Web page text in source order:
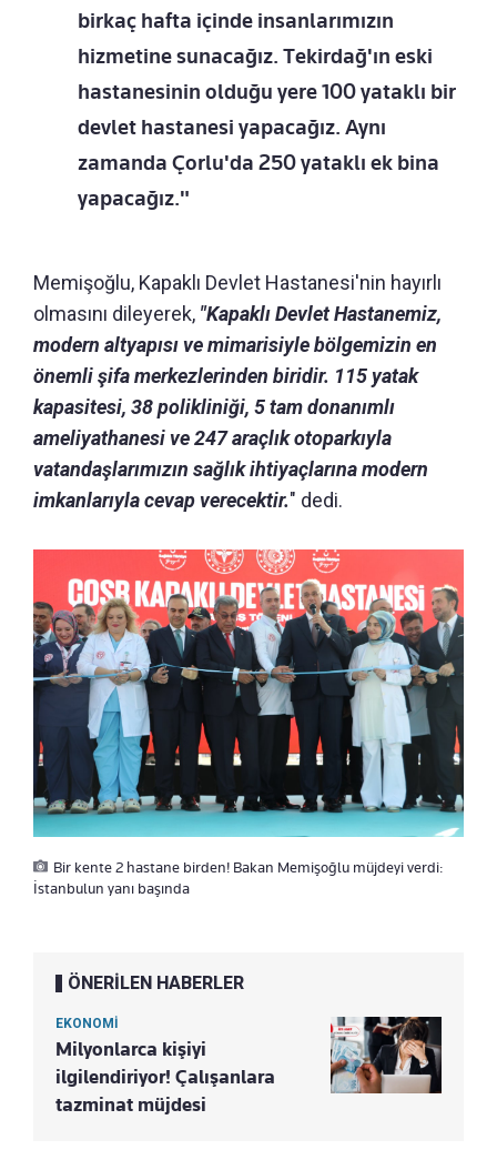
birkaç hafta içinde insanlarımızın
hizmetine sunacağız. Tekirdağ'ın eski
hastanesinin olduğu yere 100 yataklı bir
devlet hastanesi yapacağız. Aynı
zamanda Çorlu'da 250 yataklı ek bina
yapacağız."
Memişoğlu, Kapaklı Devlet Hastanesi'nin hayırlı
olmasını dileyerek, "Kapaklı Devlet Hastanemiz,
modern altyapısı ve mimarisiyle bölgemizin en
önemli şifa merkezlerinden biridir. 115 yatak
kapasitesi, 38 polikliniği, 5 tam donanımlı
ameliyathanesi ve 247 araçlık otoparkıyla
vatandaşlarımızın sağlık ihtiyaçlarına modern
imkanlarıyla cevap verecektir." dedi.
Bir kente 2 hastane birden! Bakan Memişoğlu müjdeyi verdi:
İstanbulun yanı başında
ÖNERİLEN HABERLER
EKONOMİ
Milyonlarca kişiyi
ilgilendiriyor! Çalışanlara
tazminat müjdesi